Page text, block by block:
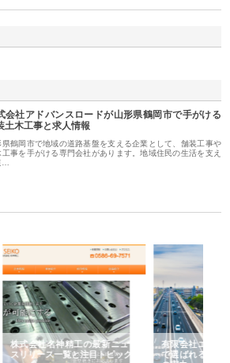
会社アドバンスロードが山形県鶴岡市で手がける
土木工事と求人情報
県鶴岡市で地域の道路基盤を支える企業として、舗装工事や
工事を手がける専門会社があります。地域住民の生活を支え
…
新ニュー
トピック
有限会社エム・ビルドが南多摩
で選ばれる道路舗装と土木工事